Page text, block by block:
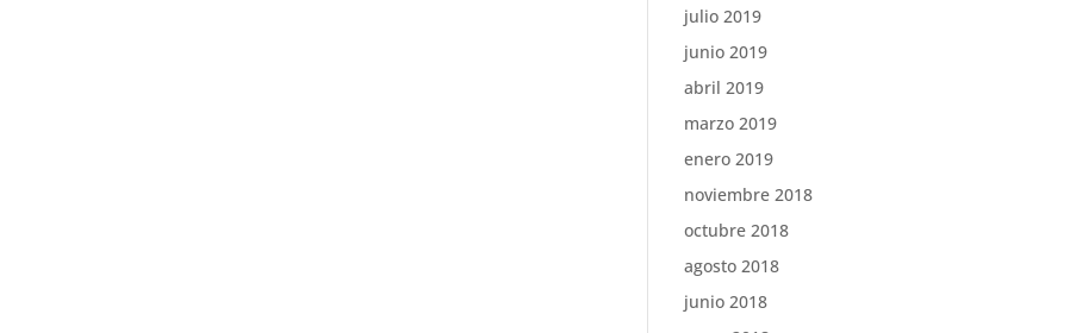
julio 2019
junio 2019
abril 2019
marzo 2019
enero 2019
noviembre 2018
octubre 2018
agosto 2018
junio 2018